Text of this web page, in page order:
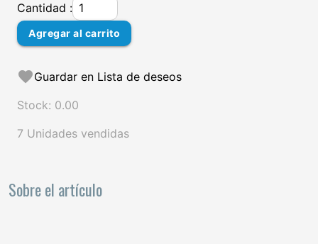
Cantidad :
Agregar al carrito
favoriteGuardar en Lista de deseos
Stock: 0.00
7 Unidades vendidas
Sobre el artículo